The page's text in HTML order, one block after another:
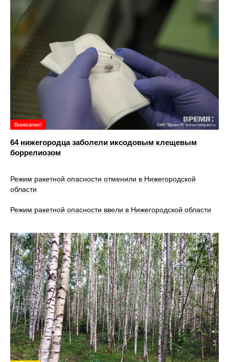
Внимание!
64 нижегородца заболели иксодовым клещевым
боррелиозом
Режим ракетной опасности отменили в Нижегородской
области
Режим ракетной опасности ввели в Нижегородской области